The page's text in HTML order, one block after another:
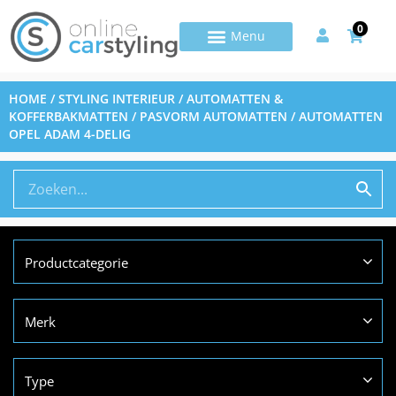
0
HOME /STYLING INTERIEUR /AUTOMATTEN &
KOFFERBAKMATTEN / PASVORM AUTOMATTEN / AUTOMATTEN
OPEL ADAM 4-DELIG
Productcategorie
Merk
Type